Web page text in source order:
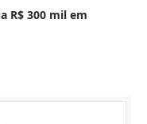
R$ 300 mil em